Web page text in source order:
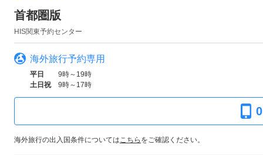
首都圏版
HIS関東予約センター
海外旅行予約専用
平日
9時～19時
土日祝
9時～17時
海外旅行の出入国条件についてはこちら をご確認ください。